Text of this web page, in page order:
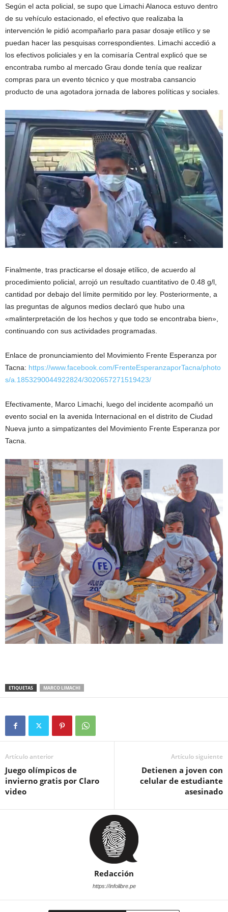
Según el acta policial, se supo que Limachi Alanoca estuvo dentro
de su vehículo estacionado, el efectivo que realizaba la
intervención le pidió acompañarlo para pasar dosaje etílico y se
puedan hacer las pesquisas correspondientes. Limachi accedió a
los efectivos policiales y en la comisaría Central explicó que se
encontraba rumbo al mercado Grau donde tenía que realizar
compras para un evento técnico y que mostraba cansancio
producto de una agotadora jornada de labores políticas y sociales.
Finalmente, tras practicarse el dosaje etílico, de acuerdo al
procedimiento policial, arrojó un resultado cuantitativo de 0.48 g/l,
cantidad por debajo del límite permitido por ley. Posteriormente, a
las preguntas de algunos medios declaró que hubo una
«malinterpretación de los hechos y que todo se encontraba bien»,
continuando con sus actividades programadas.
Enlace de pronunciamiento del Movimiento Frente Esperanza por
Tacna: https://www.facebook.com/FrenteEsperanzaporTacna/photo
s/a.1853290044922824/3020657271519423/
Efectivamente, Marco Limachi, luego del incidente acompañó un
evento social en la avenida Internacional en el distrito de Ciudad
Nueva junto a simpatizantes del Movimiento Frente Esperanza por
Tacna.
ETIQUETAS MARCO LIMACHI
Artículo anterior
Juego olímpicos de
invierno gratis por Claro
video
Artículo siguiente
Detienen a joven con
celular de estudiante
asesinado
Redacción
https://infolibre.pe